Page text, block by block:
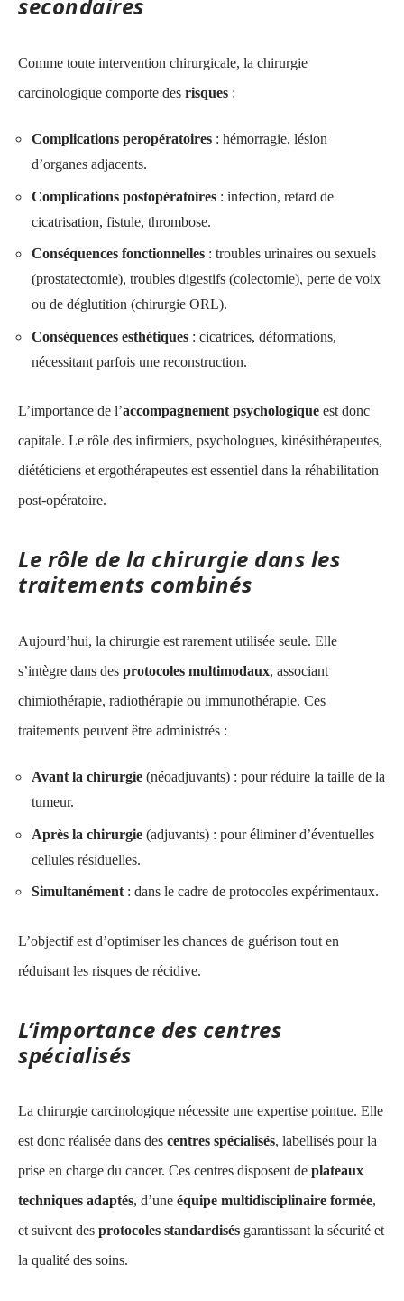
secondaires
Comme toute intervention chirurgicale, la chirurgie
carcinologique comporte des risques :
Complications peropératoires : hémorragie, lésion
d’organes adjacents.
Complications postopératoires : infection, retard de
cicatrisation, fistule, thrombose.
Conséquences fonctionnelles : troubles urinaires ou sexuels
(prostatectomie), troubles digestifs (colectomie), perte de voix
ou de déglutition (chirurgie ORL).
Conséquences esthétiques : cicatrices, déformations,
nécessitant parfois une reconstruction.
L’importance de l’accompagnement psychologique est donc
capitale. Le rôle des infirmiers, psychologues, kinésithérapeutes,
diététiciens et ergothérapeutes est essentiel dans la réhabilitation
post-opératoire.
Le rôle de la chirurgie dans les
traitements combinés
Aujourd’hui, la chirurgie est rarement utilisée seule. Elle
s’intègre dans des protocoles multimodaux, associant
chimiothérapie, radiothérapie ou immunothérapie. Ces
traitements peuvent être administrés :
Avant la chirurgie (néoadjuvants) : pour réduire la taille de la
tumeur.
Après la chirurgie (adjuvants) : pour éliminer d’éventuelles
cellules résiduelles.
Simultanément: dans le cadre de protocoles expérimentaux.
L’objectif est d’optimiser les chances de guérison tout en
réduisant les risques de récidive.
L’importance des centres
spécialisés
La chirurgie carcinologique nécessite une expertise pointue. Elle
est donc réalisée dans des centres spécialisés, labellisés pour la
prise en charge du cancer. Ces centres disposent de plateaux
techniques adaptés, d’une équipe multidisciplinaire formée,
et suivent des protocoles standardisés garantissant la sécurité et
la qualité des soins.